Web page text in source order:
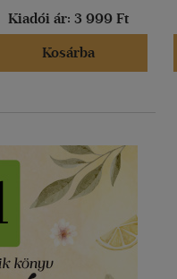
Kiadói ár: 3 999 Ft
Kosárba